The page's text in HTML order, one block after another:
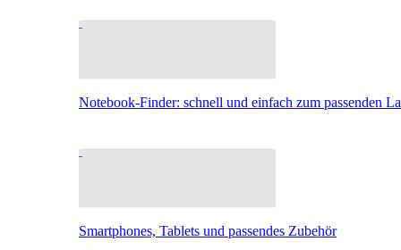
Notebook-Finder: schnell und einfach zum passenden
Smartphones, Tablets und passendes Zubehör